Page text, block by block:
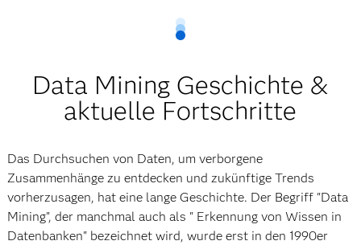
Data Mining Geschichte &
aktuelle Fortschritte
Das Durchsuchen von Daten, um verborgene
Zusammenhänge zu entdecken und zukünftige Trends
vorherzusagen, hat eine lange Geschichte. Der Begriff "Data
Mining", der manchmal auch als " Erkennung von Wissen in
Datenbanken" bezeichnet wird, wurde erst in den 1990er